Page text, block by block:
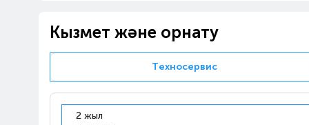
Сейфуллин даңғ., 617
Алматы, «Апорт-Молл»
ОСО
Ташкент т., 17к
10:00-23:00
Кызмет және орнату
Техносервис
2 жыл